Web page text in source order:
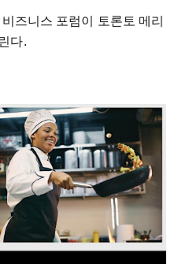
즈니스 포럼이 토론토 메리
다.